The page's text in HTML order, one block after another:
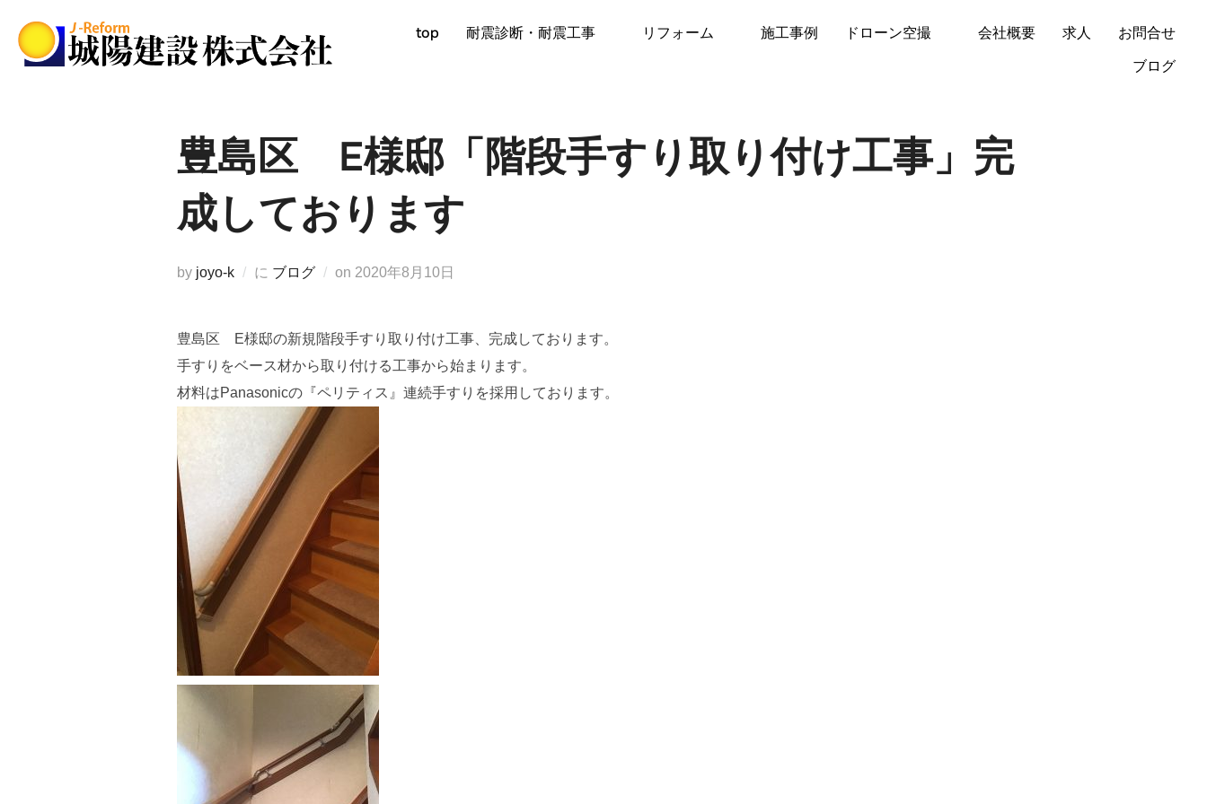
top 耐震診断・耐震工事 リフォーム 施工事例 ドローン空撮 会社概要 求人
お問合せ
ブログ
豊島区 E様邸「階段手すり取り付け工事」完
成しております
by joyo-k に ブログ on 投
2020年8月10日
豊島区 E様邸の新規階段手すり取り付け工事、完成しております。
手すりをベース材から取り付ける工事から始まります。
材料はPanasonicの『ペリティス』連続手すりを採用しております。